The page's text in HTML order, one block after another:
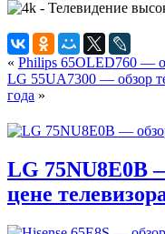
« Philips 65OLED760 —
LG 55UA7300 — обзор
года »
LG 75NU8E0B
цене